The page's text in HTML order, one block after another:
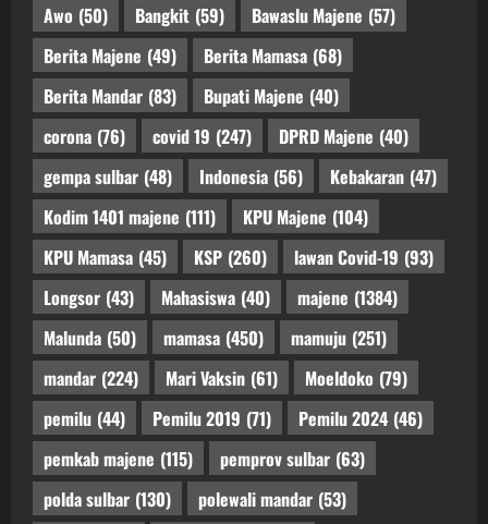
Awo (50) Bangkit (59) Bawaslu Majene (57)
Berita Majene (49) Berita Mamasa (68)
Berita Mandar (83) Bupati Majene (40)
corona (76) covid 19 (247) DPRD Majene (40)
gempa sulbar (48) Indonesia (56) Kebakaran (47)
Kodim 1401 majene (111) KPU Majene (104)
KPU Mamasa (45) KSP (260) lawan Covid-19 (93)
Longsor (43) Mahasiswa (40) majene (1384)
Malunda (50) mamasa (450) mamuju (251)
mandar (224) Mari Vaksin (61) Moeldoko (79)
pemilu (44) Pemilu 2019 (71) Pemilu 2024 (46)
pemkab majene (115) pemprov sulbar (63)
polda sulbar (130) polewali mandar (53)